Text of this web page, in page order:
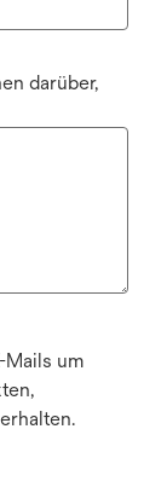
darüber,
um